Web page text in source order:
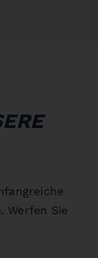
Werfen Sie